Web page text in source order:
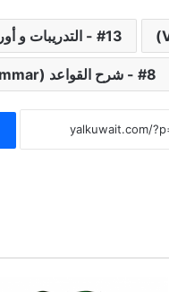
13 - التدريبات و أوراق العمل
8 - شرح القواعد (Grammar)